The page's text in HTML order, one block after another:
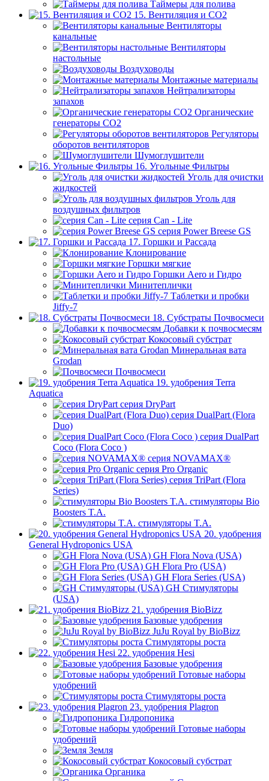
Таймеры для полива
15. Вентиляция и CO2
Вентиляторы
канальные
Вентиляторы
настольные
Воздуховоды
Монтажные материалы
Нейтрализаторы
запахов
Органические
генераторы СО2
Регуляторы
оборотов вентиляторов
Шумоглушители
16. Угольные Фильтры
Уголь для очистки
жидкостей
Уголь для
воздушных фильтров
серия Can - Lite
серия Power Breese GS
17. Горшки и Рассада
Клонирование
Горшки мягкие
Горшки Aero и Гидро
Минитеплички
Таблетки и пробки
Jiffy-7
18. Субстраты Почвосмеси
Добавки к почвосмесям
Кокосовый субстрат
Минеральная вата
Grodan
Почвосмеси
19. удобрения Terra
Aquatica
серия DryPart
серия DualPart (Flora
Duo)
серия DualPart
Coco (Flora Coco )
серия NOVAMAX®
серия Pro Organic
серия TriPart (Flora
Series)
стимуляторы Bio
Boosters T.A.
стимуляторы T.A.
20. удобрения
General Hydroponics USA
GH Flora Nova (USA)
GH Flora Pro (USA)
GH Flora Series (USA)
GH Стимуляторы
(USA)
21. удобрения BioBizz
Базовые удобрения
JuJu Royal by BioBizz
Стимуляторы роста
22. удобрения Hesi
Базовые удобрения
Готовые наборы
удобрений
Стимуляторы роста
23. удобрения Plagron
Гидропоника
Готовые наборы
удобрений
Земля
Кокосовый субстрат
Органика